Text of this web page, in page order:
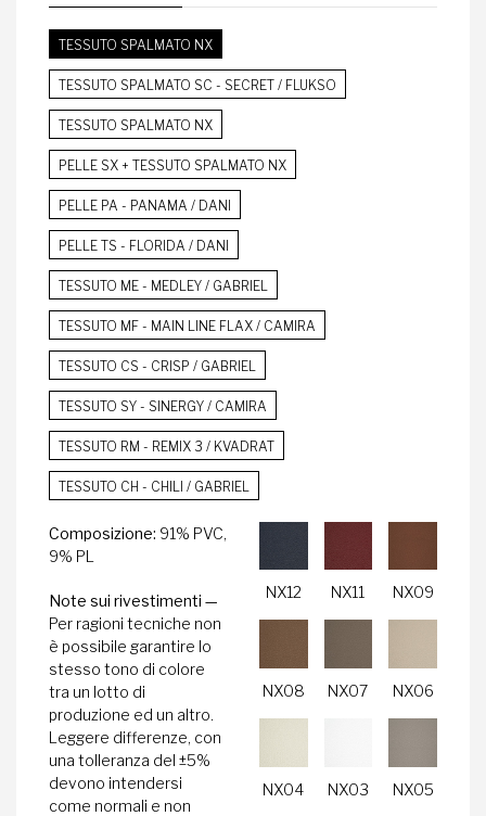
TESSUTO SPALMATO NX
TESSUTO SPALMATO SC - SECRET / FLUKSO
TESSUTO SPALMATO NX
PELLE SX + TESSUTO SPALMATO NX
PELLE PA - PANAMA / DANI
PELLE TS - FLORIDA / DANI
TESSUTO ME - MEDLEY / GABRIEL
TESSUTO MF - MAIN LINE FLAX / CAMIRA
TESSUTO CS - CRISP / GABRIEL
TESSUTO SY - SINERGY / CAMIRA
TESSUTO RM - REMIX 3 / KVADRAT
TESSUTO CH - CHILI / GABRIEL
Composizione: 91% PVC,
9% PL
Note sui rivestimenti —
Per ragioni tecniche non
è possibile garantire lo
stesso tono di colore
tra un lotto di
produzione ed un altro.
Leggere differenze, con
una tolleranza del ±5%
devono intendersi
come normali e non
NX12 NX11 NX09
NX08 NX07 NX06
NX04 NX03 NX05